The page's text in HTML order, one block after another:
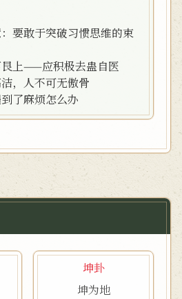
要敢于突破习惯思维的束
上——应积极去蛊自医
，人不可无傲骨
了麻烦怎么办
坤卦
坤为地